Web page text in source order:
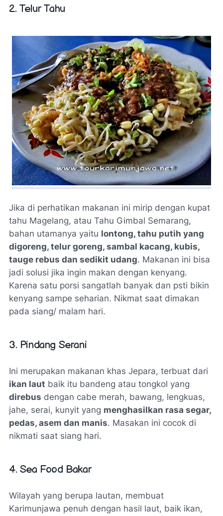
2. Telur Tahu
Jika di perhatikan makanan ini mirip dengan kupat
tahu Magelang, atau Tahu Gimbal Semarang,
bahan utamanya yaitu lontong, tahu putih yang
digoreng, telur goreng, sambal kacang, kubis,
tauge rebus dan sedikit udang. Makanan ini bisa
jadi solusi jika ingin makan dengan kenyang.
Karena satu porsi sangatlah banyak dan psti bikin
kenyang sampe seharian. Nikmat saat dimakan
pada siang/ malam hari.
3. Pindang Serani
Ini merupakan makanan khas Jepara, terbuat dari
ikan laut baik itu bandeng atau tongkol yang
direbus dengan cabe merah, bawang, lengkuas,
jahe, serai, kunyit yang menghasilkan rasa segar,
pedas, asem dan manis. Masakan ini cocok di
nikmati saat siang hari.
4. Sea Food Bakar
Wilayah yang berupa lautan, membuat
Karimunjawa penuh dengan hasil laut, baik ikan,